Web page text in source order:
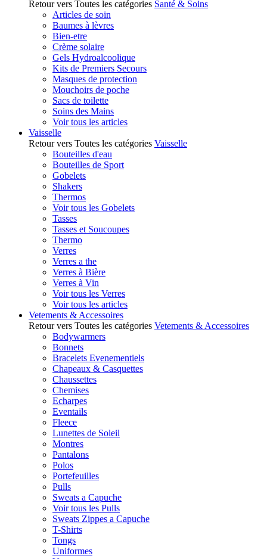
Retour vers Toutes les catégories Santé & Soins
Articles de soin
Baumes à lèvres
Bien-etre
Crème solaire
Gels Hydroalcoolique
Kits de Premiers Secours
Masques de protection
Mouchoirs de poche
Sacs de toilette
Soins des Mains
Voir tous les articles
Vaisselle
Retour vers Toutes les catégories Vaisselle
Bouteilles d'eau
Bouteilles de Sport
Gobelets
Shakers
Thermos
Voir tous les Gobelets
Tasses
Tasses et Soucoupes
Thermo
Verres
Verres a the
Verres à Bière
Verres à Vin
Voir tous les Verres
Voir tous les articles
Vetements & Accessoires
Retour vers Toutes les catégories Vetements & Accessoires
Bodywarmers
Bonnets
Bracelets Evenementiels
Chapeaux & Casquettes
Chaussettes
Chemises
Echarpes
Eventails
Fleece
Lunettes de Soleil
Montres
Pantalons
Polos
Portefeuilles
Pulls
Sweats a Capuche
Voir tous les Pulls
Sweats Zippes a Capuche
T-Shirts
Tongs
Uniformes